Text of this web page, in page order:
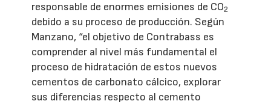
responsable de enormes emisiones de CO2
debido a su proceso de producción. Según
Manzano, “el objetivo de Contrabass es
comprender al nivel más fundamental el
proceso de hidratación de estos nuevos
cementos de carbonato cálcico, explorar
sus diferencias respecto al cemento